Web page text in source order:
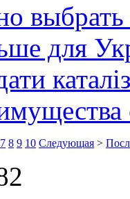
для
7 8 9 10 Следующая >